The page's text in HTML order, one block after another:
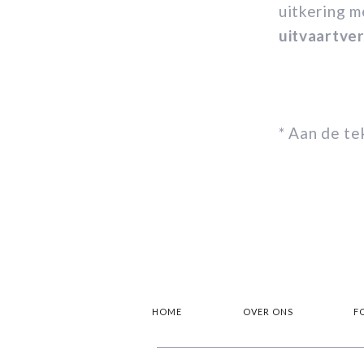
uitkering
* Aan de
HOME OVER ONS